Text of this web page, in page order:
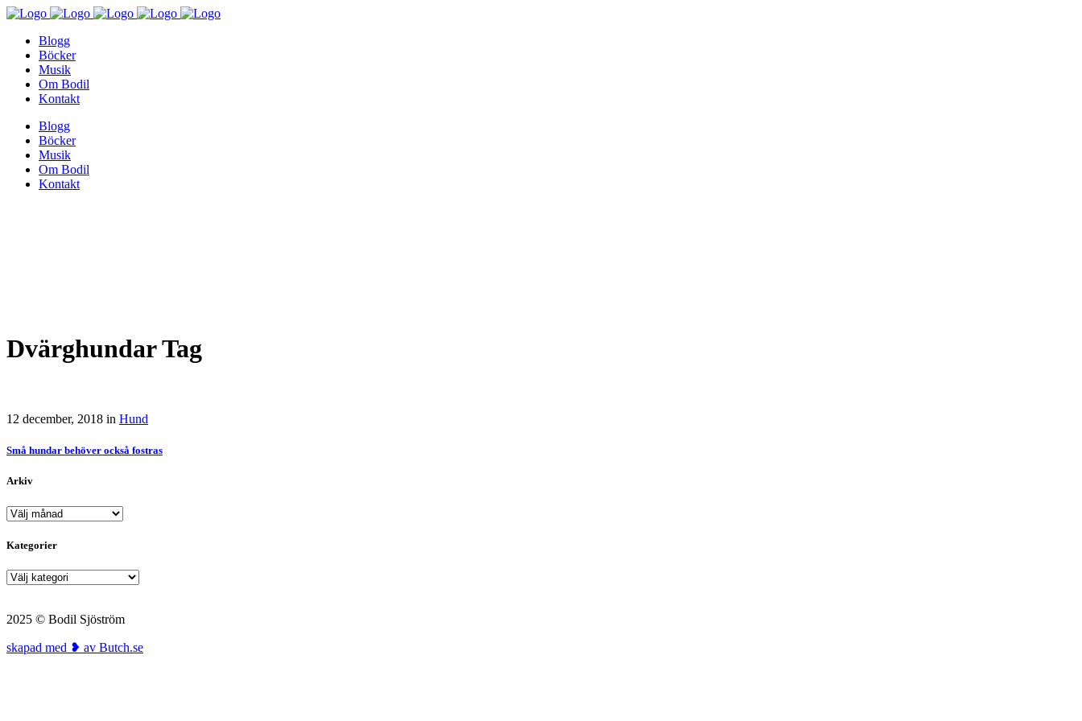
Blogg
Böcker
Musik
Om Bodil
Kontakt
Blogg
Böcker
Musik
Om Bodil
Kontakt
Dvärghundar Tag
12 december, 2018 in Hund
Små hundar behöver också fostras
Arkiv
Arkiv
Kategorier
Kategorier
2025 © Bodil Sjöström
skapad med ❥ av Butch.se